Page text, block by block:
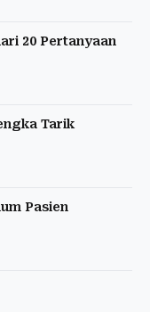
20 Pertanyaan
Tarik
Pasien